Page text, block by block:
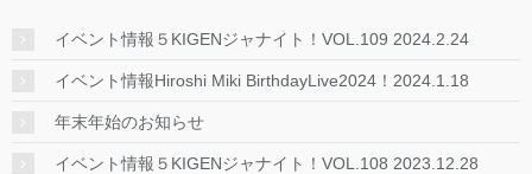
イベント情報５KIGENジャナイト！VOL.109 2024.2.24
イベント情報Hiroshi Miki BirthdayLive2024！2024.1.18
年末年始のお知らせ
イベント情報５KIGENジャナイト！VOL.108 2023.12.28